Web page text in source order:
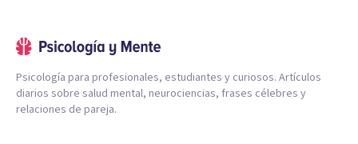
Psicología para profesionales, estudiantes y curiosos. Artículos
diarios sobre salud mental, neurociencias, frases célebres y
relaciones de pareja.